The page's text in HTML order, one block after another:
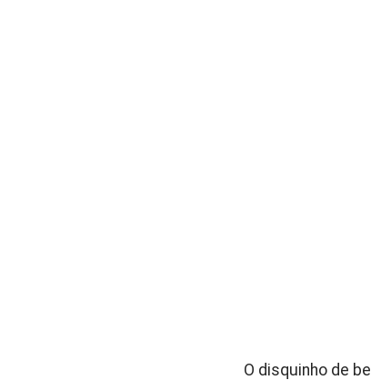
O disquinho de